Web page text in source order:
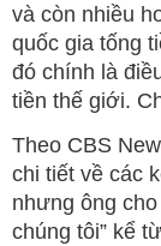
và còn nhiều
quốc gia tống
đó chính là
tiền thế giới.
Theo CBS
chi tiết về các
nhưng ông
chúng tôi” kể